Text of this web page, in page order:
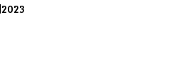
2023